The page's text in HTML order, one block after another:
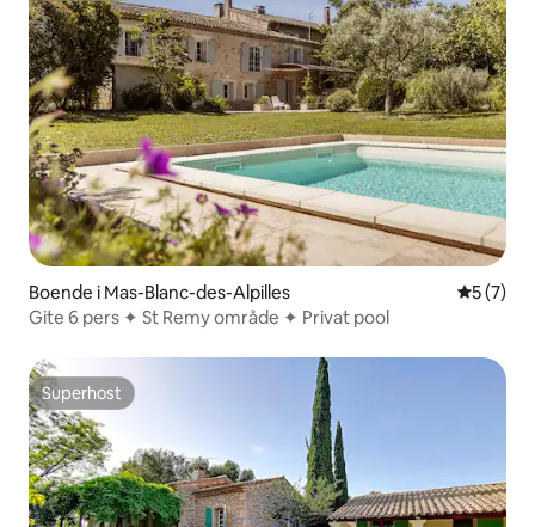
Boende i Mas-Blanc-des-Alpilles 5 av 5 i
5 (7)
Gite 6 pers ✦ St Remy område ✦ Privat pool
Superhost
Superhost